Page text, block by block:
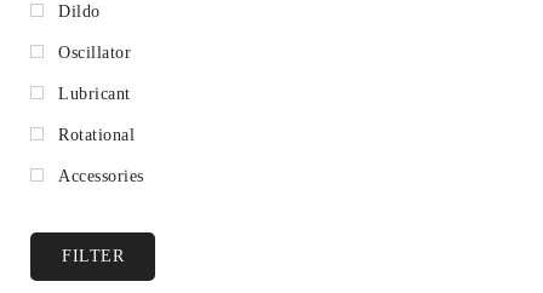
Dildo
Oscillator
Lubricant
Rotational
Accessories
FILTER